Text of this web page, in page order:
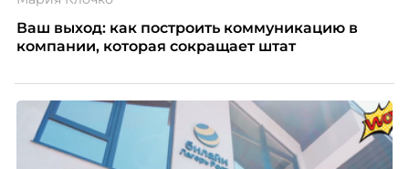
Ваш выход: как построить коммуникацию в
компании, которая сокращает штат